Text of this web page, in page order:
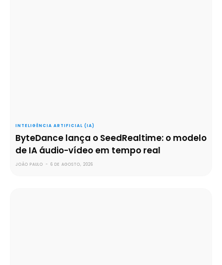
INTELIGÊNCIA ARTIFICIAL (IA)
ByteDance lança o SeedRealtime: o modelo
de IA áudio-vídeo em tempo real
JOÃO PAULO - 6 DE AGOSTO, 2026